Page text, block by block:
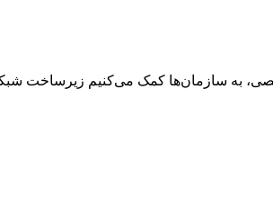
به سازمان‌ها کمک می‌کنیم زیرساخت